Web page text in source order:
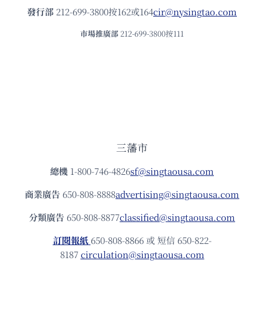
發⾏部 212-699-3800按162或164cir@nysingtao.com
市場推廣部 212-699-3800按111
三藩市
總機 1-800-746-4826sf@singtaousa.com
商業廣告 650-808-8888advertising@singtaousa.com
分類廣告 650-808-8877classified@singtaousa.com
訂閱報紙 650-808-8866 或 短信 650-822-
8187circulation@singtaousa.com